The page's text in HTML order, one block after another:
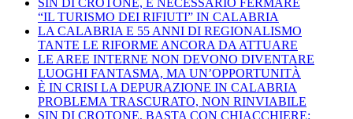
SIN DI CROTONE, È NECESSARIO FERMARE
“IL TURISMO DEI RIFIUTI” IN CALABRIA
LA CALABRIA E 55 ANNI DI REGIONALISMO
TANTE LE RIFORME ANCORA DA ATTUARE
LE AREE INTERNE NON DEVONO DIVENTARE
LUOGHI FANTASMA, MA UN’OPPORTUNITÀ
È IN CRISI LA DEPURAZIONE IN CALABRIA
PROBLEMA TRASCURATO, NON RINVIABILE
SIN DI CROTONE, BASTA CON CHIACCHIERE: